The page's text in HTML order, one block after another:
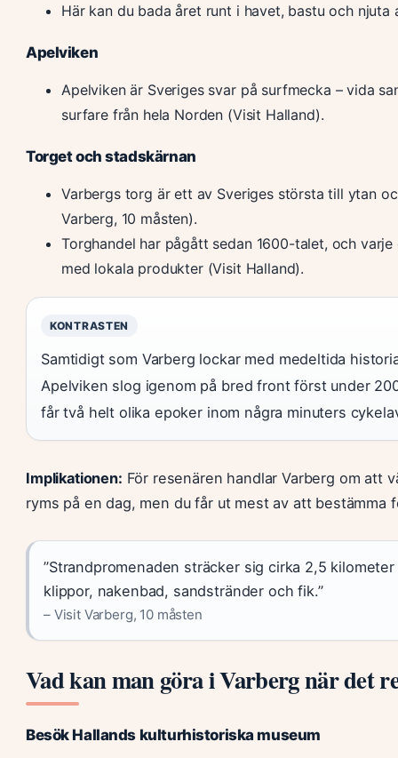
Här kan du bada året runt i havet, bastu och njuta
Apelviken
Apelviken är Sveriges svar på surfmecka – vida
surfare från hela Norden (Visit Halland).
Torget och stadskärnan
Varbergs torg är ett av Sveriges största till ytan
Varberg, 10 måsten).
Torghandel har pågått sedan 1600-talet, och
med lokala produkter (Visit Halland).
KONTRASTEN
Samtidigt som Varberg lockar med medeltida
Apelviken slog igenom på bred front först under
får två helt olika epoker inom några minuters
Implikationen: För resenären handlar Varberg om att
ryms på en dag, men du får ut mest av att bestämma
”Strandpromenaden sträcker sig cirka 2,5
klippor, nakenbad, sandstränder och fik.”
– Visit Varberg, 10 måsten
Vad kan man göra i Varberg när det
Besök Hallands kulturhistoriska museum